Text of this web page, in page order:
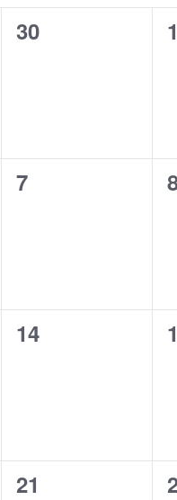
0
30
0
1
0
7
0
0
14
0
0
21
0